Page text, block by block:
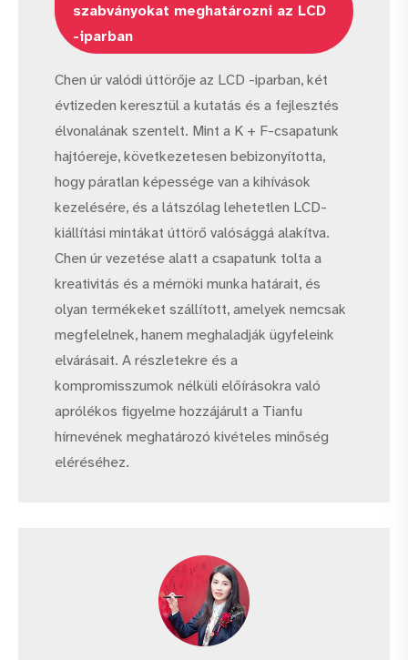
szabványokat meghatározni az LCD
-iparban
Chen úr valódi úttörője az LCD -iparban, két
évtizeden keresztül a kutatás és a fejlesztés
élvonalának szentelt. Mint a K + F-csapatunk
hajtóereje, következetesen bebizonyította,
hogy páratlan képessége van a kihívások
kezelésére, és a látszólag lehetetlen LCD-
kiállítási mintákat úttörő valósággá alakítva.
Chen úr vezetése alatt a csapatunk tolta a
kreativitás és a mérnöki munka határait, és
olyan termékeket szállított, amelyek nemcsak
megfelelnek, hanem meghaladják ügyfeleink
elvárásait. A részletekre és a
kompromisszumok nélküli előírásokra való
aprólékos figyelme hozzájárult a Tianfu
hírnevének meghatározó kivételes minőség
eléréséhez.